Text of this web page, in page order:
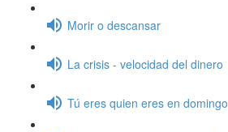
Morir o descansar
La crisis - velocidad del dinero
Tú eres quien eres en domingo